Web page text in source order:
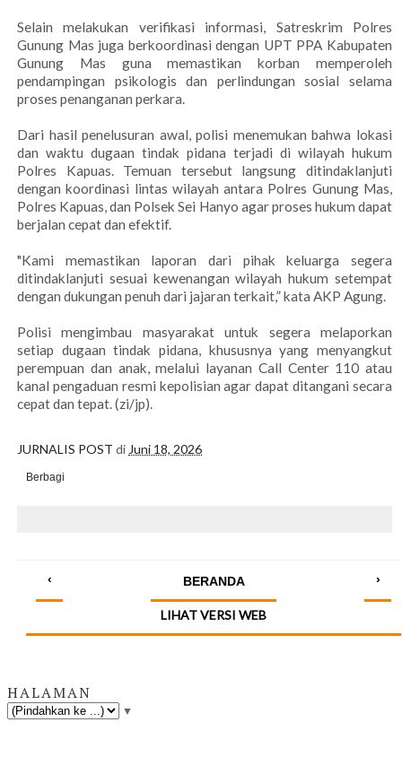
Selain melakukan verifikasi informasi, Satreskrim Polres
Gunung Mas juga berkoordinasi dengan UPT PPA Kabupaten
Gunung Mas guna memastikan korban memperoleh
pendampingan psikologis dan perlindungan sosial selama
proses penanganan perkara.
Dari hasil penelusuran awal, polisi menemukan bahwa lokasi
dan waktu dugaan tindak pidana terjadi di wilayah hukum
Polres Kapuas. Temuan tersebut langsung ditindaklanjuti
dengan koordinasi lintas wilayah antara Polres Gunung Mas,
Polres Kapuas, dan Polsek Sei Hanyo agar proses hukum dapat
berjalan cepat dan efektif.
"Kami memastikan laporan dari pihak keluarga segera
ditindaklanjuti sesuai kewenangan wilayah hukum setempat
dengan dukungan penuh dari jajaran terkait,” kata AKP Agung.
Polisi mengimbau masyarakat untuk segera melaporkan
setiap dugaan tindak pidana, khususnya yang menyangkut
perempuan dan anak, melalui layanan Call Center 110 atau
kanal pengaduan resmi kepolisian agar dapat ditangani secara
cepat dan tepat. (zi/jp).
JURNALIS POST di Juni 18, 2026
Berbagi
‹ ›
BERANDA
LIHAT VERSI WEB
HALAMAN
▼